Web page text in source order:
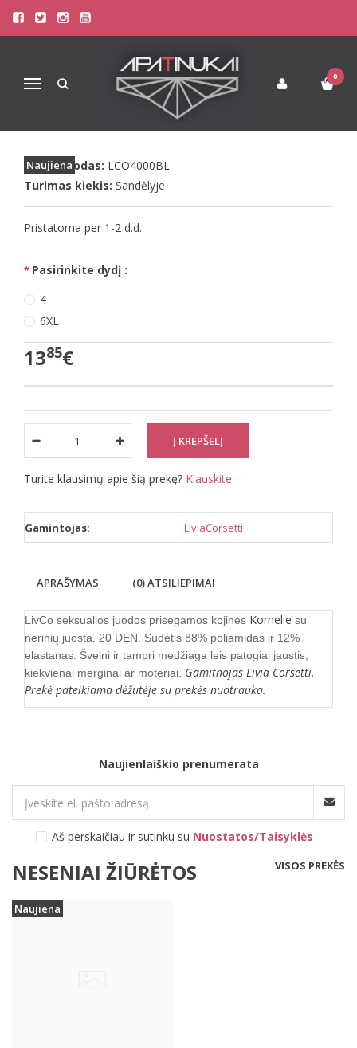
Navigacija
0
Pagrindinis
Apatinis Trikotažas Moterims
Seksualūs Moteriški Apatiniai
LIVCO SEKSUALIOS JUODOS KOJINĖS
Naujiena
Prekės kodas: LCO4000BL
Turimas kiekis: Sandėlyje
Pristatoma per 1-2 d.d.
Pasirinkite dydį :
4
6XL
1385€
Turite klausimų apie šią prekę? Klauskite
Gamintojas: LiviaCorsetti
APRAŠYMAS (0) ATSILIEPIMAI
LivCo seksualios juodos prisegamos kojinės Kornelie su
nerinių juosta. 20 DEN. Sudėtis 88% poliamidas ir 12%
elastanas. Švelni ir tampri medžiaga leis patogiai jaustis,
kiekvienai merginai ar moteriai. Gamitnojas Livia Corsetti.
Prekė pateikiama dėžutėje su prekės nuotrauka.
Naujienlaiškio prenumerata
Aš perskaičiau ir sutinku su Nuostatos/Taisyklės
NESENIAI ŽIŪRĖTOS VISOS PREKĖS
Naujiena